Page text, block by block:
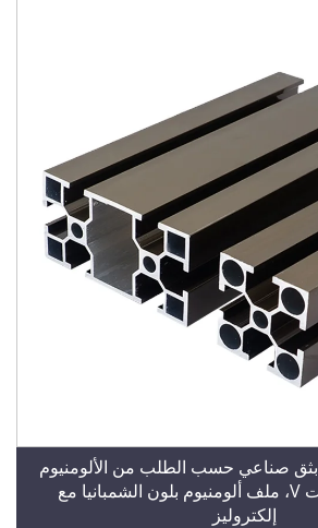
مصنع بثق صناعي حسب الطلب من الألومنيوم
بفتحات T وفتحات V، ملف ألومنيوم بلون الشمبانيا مع
إلكتروليز